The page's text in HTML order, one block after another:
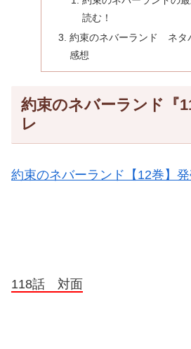
読む！
約束のネバーランド ネタ
感想
約束のネバーランド『
レ
約束のネバーランド【12巻】発
118話 対面